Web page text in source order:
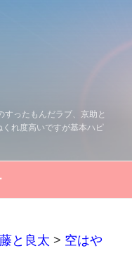
ったもんだラブ、京助と
れ度高いですが基本ハピ
と良太 > 空はや